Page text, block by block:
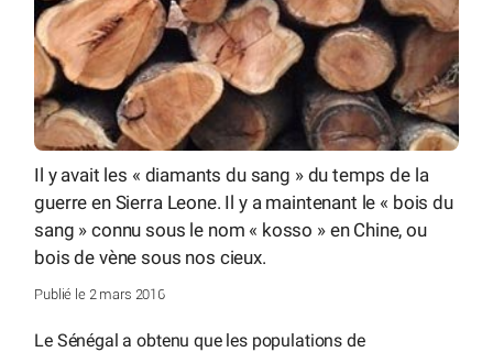
Il y avait les « diamants du sang » du temps de la
guerre en Sierra Leone. Il y a maintenant le « bois du
sang » connu sous le nom « kosso » en Chine, ou
bois de vène sous nos cieux.
Publié le 2 mars 2016
Le Sénégal a obtenu que les populations de